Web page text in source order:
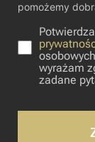
pomożemy
wyrażam
zadane